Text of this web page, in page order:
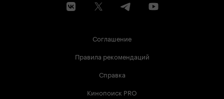
Соглашение
Правила рекомендаций
Справка
Кинопоиск PRO